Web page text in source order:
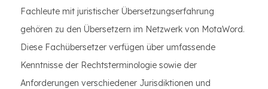
Fachleute mit juristischer Übersetzungserfahrung
gehören zu den Übersetzern im Netzwerk von MotaWord.
Diese Fachübersetzer verfügen über umfassende
Kenntnisse der Rechtsterminologie sowie der
Anforderungen verschiedener Jurisdiktionen und